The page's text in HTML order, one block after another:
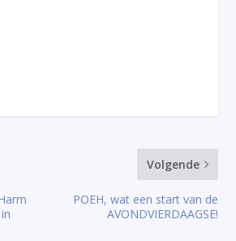
Volgende
POEH, wat een start van de
AVONDVIERDAAGSE!